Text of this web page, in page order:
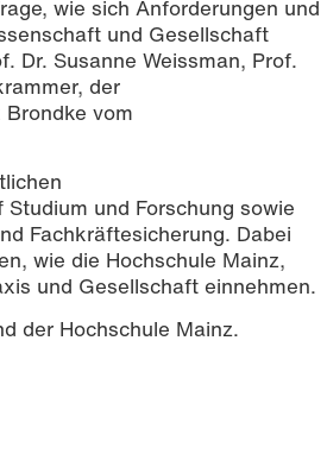
wie sich Anforderungen und
und Gesellschaft
Dr. Susanne Weissman, Prof.
der
vom
und Forschung sowie
Fachkräftesicherung. Dabei
wie die Hochschule Mainz,
und Gesellschaft einnehmen.
der Hochschule Mainz.